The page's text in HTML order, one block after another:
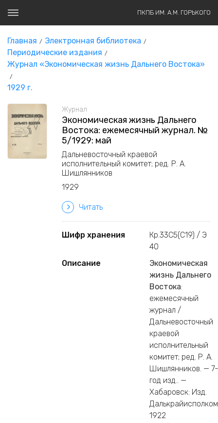
ПКПБ ИМ. А.М. ГОРЬКОГО
Главная
Электронная библиотека
Периодические издания
Журнал «Экономическая жизнь Дальнего Востока»
1929 г.
Журнал
Экономическая жизнь Дальнего
Востока: ежемесячный журнал. №
5/1929: май
Дальневосточный краевой
исполнительный комитет; ред. Р. А.
Шишлянников
1929
Читать
Шифр хранения
Кр.33С5(С19) / Э
40
Описание
Экономическая
жизнь Дальнего
Востока:
ежемесячный
журнал /
Дальневосточный
краевой
исполнительный
комитет; ред. Р. А.
Шишлянников. —
год изд.. —
Хабаровск: Изд.
1922